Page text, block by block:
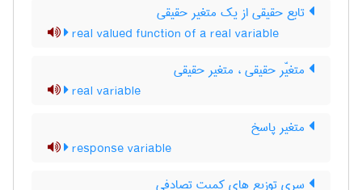
تابع حقیقی از یک متغیر حقیقی
real valued function of a real variable
متغیّر حقیقی ، متغیر حقیقی
real variable
متغیر پاسخ
response variable
سری توزیع های کمیت تصادفی